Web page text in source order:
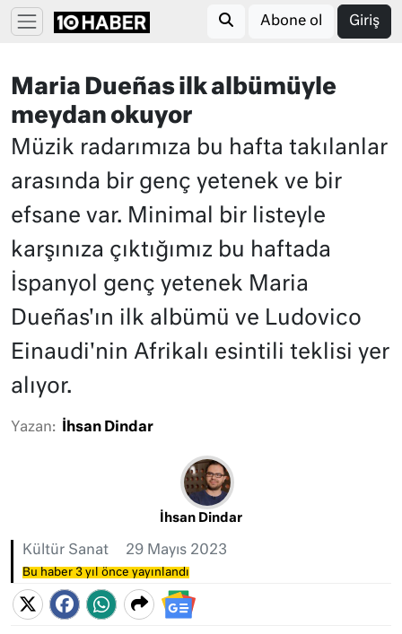
Abone ol Giriş
Maria Dueñas ilk albümüyle
meydan okuyor
Müzik radarımıza bu hafta takılanlar
arasında bir genç yetenek ve bir
efsane var. Minimal bir listeyle
karşınıza çıktığımız bu haftada
İspanyol genç yetenek Maria
Dueñas'ın ilk albümü ve Ludovico
Einaudi'nin Afrikalı esintili teklisi yer
alıyor.
Yazan: İhsan Dindar
İhsan Dindar
Kültür Sanat 29 Mayıs 2023
Bu haber 3 yıl önce yayınlandı